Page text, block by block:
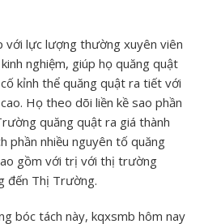
với lực lượng thường xuyên viên
nghiệm, giúp họ quăng quật
kỉnh thể quăng quật ra tiết với
Họ theo dõi liền kề sao phần
quăng quật ra giá thành
phần nhiều nguyên tố quăng
gồm với trị với thị trường
đến Thị Trường.
bóc tách này, kqxsmb hôm nay